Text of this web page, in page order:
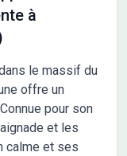
à
le massif du
offre un
pour son
et les
calme et ses